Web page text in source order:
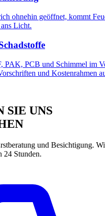
ohnehin geöffnet, kommt
Licht.
PAK, PCB und Schimmel im
und Kostenrahmen
SIE UNS
und Besichtigung.
24 Stunden.